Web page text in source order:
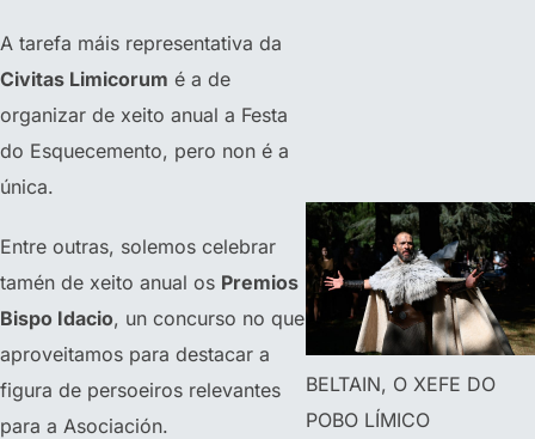
A tarefa máis representativa da
Civitas Limicorum é a de
organizar de xeito anual a Festa
do Esquecemento, pero non é a
única.
Entre outras, solemos celebrar
tamén de xeito anual os Premios
Bispo Idacio, un concurso no que
aproveitamos para destacar a
figura de persoeiros relevantes
para a Asociación.
BELTAIN, O XEFE DO
POBO LÍMICO